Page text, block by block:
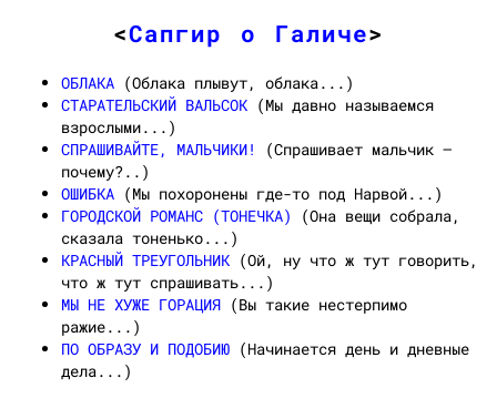
<Сапгир о Галиче>
ОБЛАКА (Облака плывут, облака...)
СТАРАТЕЛЬСКИЙ ВАЛЬСОК (Мы давно называемся
взрослыми...)
СПРАШИВАЙТЕ, МАЛЬЧИКИ!
(Спрашивает мальчик —
почему?..)
ОШИБКА (Мы похоронены где-то под Нарвой...)
ГОРОДСКОЙ РОМАНС (ТОНЕЧКА)
(Она вещи собрала,
сказала тоненько...)
КРАСНЫЙ ТРЕУГОЛЬНИК (Ой, ну что ж тут говорить,
что ж тут спрашивать...)
МЫ НЕ ХУЖЕ ГОРАЦИЯ (Вы такие нестерпимо
ражие...)
ПО ОБРАЗУ И ПОДОБИЮ (Начинается день и дневные
дела...)